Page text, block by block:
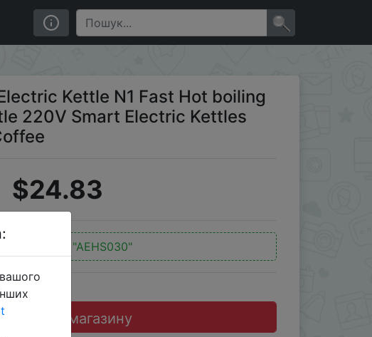
220V Smart Electric Kettles 1.5L 1500W Home Coffee
Kettle N1 Fast Hot boiling
220V Smart Electric Kettles
$24.83
"AEHS030"
до магазину